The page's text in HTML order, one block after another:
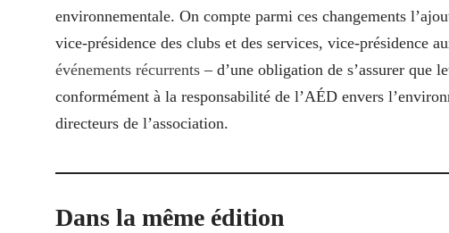
environnementale. On compte parmi ces changements
vice-présidence des clubs et des services, vice-présidence
événements récurrents– d’une obligation de s’assurer que
conformément à la responsabilité de l’AÉD envers
directeurs de l’association.
Dans la même édition